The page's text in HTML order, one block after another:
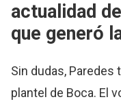
actualidad
que generó
Sin dudas, Paredes
plantel de Boca. El